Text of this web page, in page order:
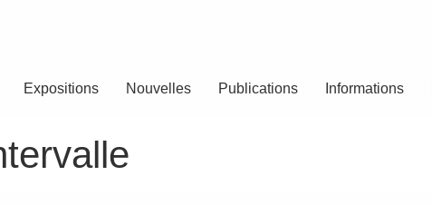
Expositions Nouvelles Publications Informations